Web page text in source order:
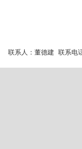
联系人：董德建 联系电